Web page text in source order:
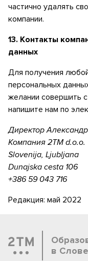
частично удалять
компании.
13. Контакты
данных
Для получения
персональных
желании совершить
напишите нам по
Директор
Компания 2ТМ d.o.o.
Slovenija, Ljubljana
Dunajska cesta 106
+386 59 043 716
Редакция: май 2022
в